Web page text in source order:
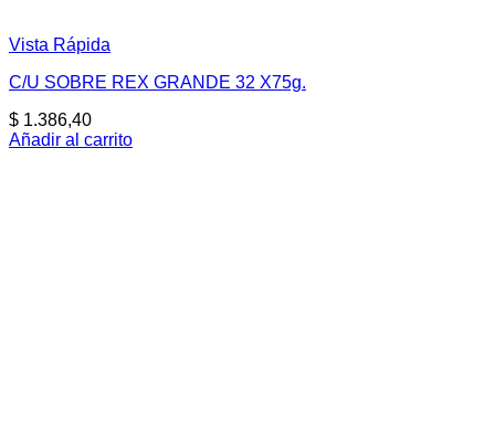
Vista Rápida
C/U SOBRE REX GRANDE 32 X75g.
$ 1.386,40
Añadir al carrito